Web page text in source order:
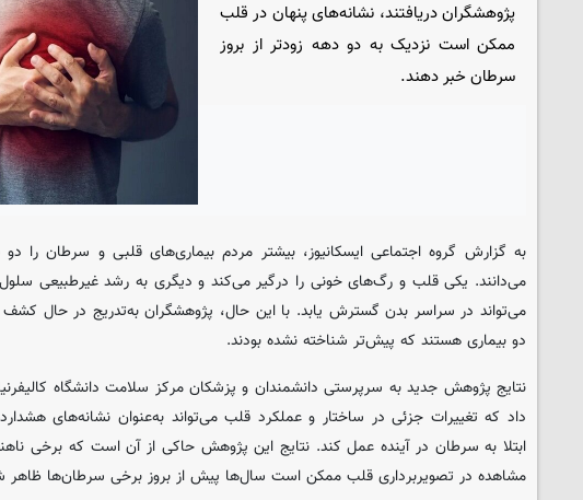
پژوهشگران دریافتند، نشانه‌های پنهان در قلب
ممکن است نزدیک به دو دهه زودتر از بروز
سرطان خبر دهند.
به گزارش گروه اجتماعی ایسکانیوز، بیشتر مردم بیماری‌های قلبی و سرطان را دو
می‌دانند. یکی قلب و رگ‌های خونی را درگیر می‌کند و دیگری به رشد غیرطبیعی
می‌تواند در سراسر بدن گسترش یابد. با این حال، پژوهشگران به‌تدریج در حال کشف
دو بیماری هستند که پیش‌تر شناخته نشده بودند.
نتایج پژوهش جدید به سرپرستی دانشمندان و پزشکان مرکز سلامت دانشگاه
داد که تغییرات جزئی در ساختار و عملکرد قلب می‌تواند به‌عنوان نشانه‌های
ابتلا به سرطان در آینده عمل کند. نتایج این پژوهش حاکی از آن است که برخی
مشاهده در تصویربرداری قلب ممکن است سال‌ها پیش از بروز برخی سرطان‌ها ظاهر